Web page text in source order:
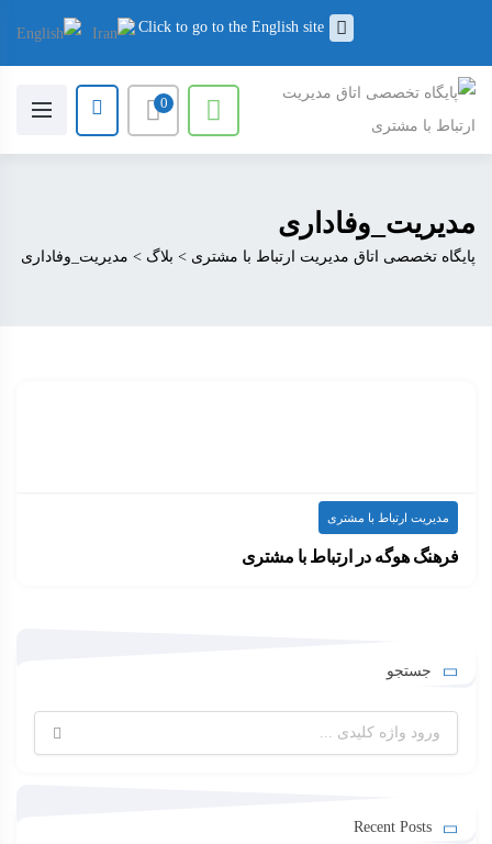
Click to go to the English site
0
مدیریت_وفاداری
پایگاه تخصصی اتاق مدیریت ارتباط با مشتری > بلاگ > مدیریت_وفاداری
مدیریت ارتباط با مشتری
فرهنگ هوگه در ارتباط با مشتری
جستجو
برای:
Recent Posts